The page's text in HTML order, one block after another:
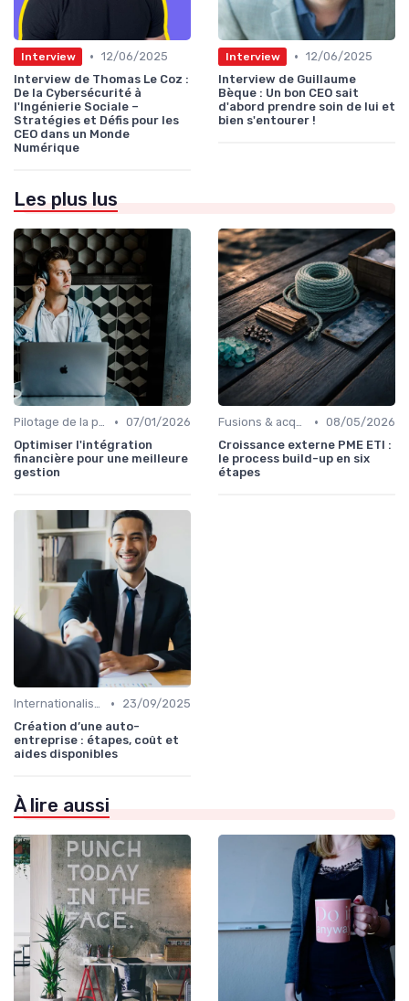
Interview • 12/06/2025
Interview de Thomas Le Coz :
De la Cybersécurité à
l'Ingénierie Sociale –
Stratégies et Défis pour les
CEO dans un Monde
Numérique
Interview • 12/06/2025
Interview de Guillaume
Bèque : Un bon CEO sait
d'abord prendre soin de lui et
bien s'entourer !
Les plus lus
Pilotage de la performance globale • 07/01/2026
Optimiser l'intégration
financière pour une meilleure
gestion
Fusions & acquisitions (M&A) • 08/05/2026
Croissance externe PME ETI :
le process build-up en six
étapes
Internationalisation & expansion •
23/09/2025
Création d’une auto-
entreprise : étapes, coût et
aides disponibles
À lire aussi